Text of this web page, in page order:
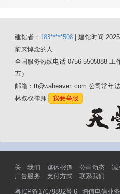
建馆者： 183*****508 | 建馆时间
前来悼念的人
全国服务热线电话 0756-5505888 工
五）
邮箱：tt@waheaven.com 公司常年
林叔权律师
我要举报
关于我们 媒体报道 公司动态 诚
广告服务
支付方式 联系我们
粤ICP备17079892号-6 增值电信业